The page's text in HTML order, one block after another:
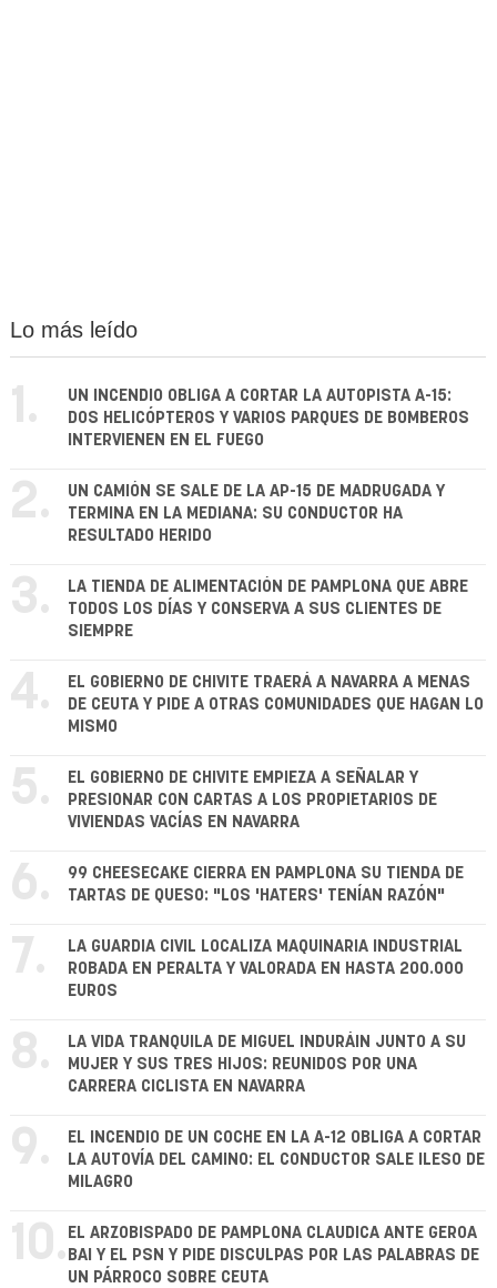
Lo más leído
1.
UN INCENDIO OBLIGA A CORTAR LA AUTOPISTA A-15:
DOS HELICÓPTEROS Y VARIOS PARQUES DE BOMBEROS
INTERVIENEN EN EL FUEGO
2.
UN CAMIÓN SE SALE DE LA AP-15 DE MADRUGADA Y
TERMINA EN LA MEDIANA: SU CONDUCTOR HA
RESULTADO HERIDO
3.
LA TIENDA DE ALIMENTACIÓN DE PAMPLONA QUE ABRE
TODOS LOS DÍAS Y CONSERVA A SUS CLIENTES DE
SIEMPRE
4.
EL GOBIERNO DE CHIVITE TRAERÁ A NAVARRA A MENAS
DE CEUTA Y PIDE A OTRAS COMUNIDADES QUE HAGAN LO
MISMO
5.
EL GOBIERNO DE CHIVITE EMPIEZA A SEÑALAR Y
PRESIONAR CON CARTAS A LOS PROPIETARIOS DE
VIVIENDAS VACÍAS EN NAVARRA
6.
99 CHEESECAKE CIERRA EN PAMPLONA SU TIENDA DE
TARTAS DE QUESO: "LOS 'HATERS' TENÍAN RAZÓN"
7.
LA GUARDIA CIVIL LOCALIZA MAQUINARIA INDUSTRIAL
ROBADA EN PERALTA Y VALORADA EN HASTA 200.000
EUROS
8.
LA VIDA TRANQUILA DE MIGUEL INDURÁIN JUNTO A SU
MUJER Y SUS TRES HIJOS: REUNIDOS POR UNA
CARRERA CICLISTA EN NAVARRA
9.
EL INCENDIO DE UN COCHE EN LA A-12 OBLIGA A CORTAR
LA AUTOVÍA DEL CAMINO: EL CONDUCTOR SALE ILESO DE
MILAGRO
10. EL ARZOBISPADO DE PAMPLONA CLAUDICA ANTE GEROA
BAI Y EL PSN Y PIDE DISCULPAS POR LAS PALABRAS DE
UN PÁRROCO SOBRE CEUTA